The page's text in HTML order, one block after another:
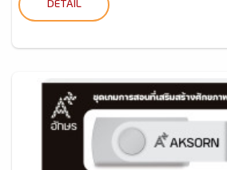
DETAIL